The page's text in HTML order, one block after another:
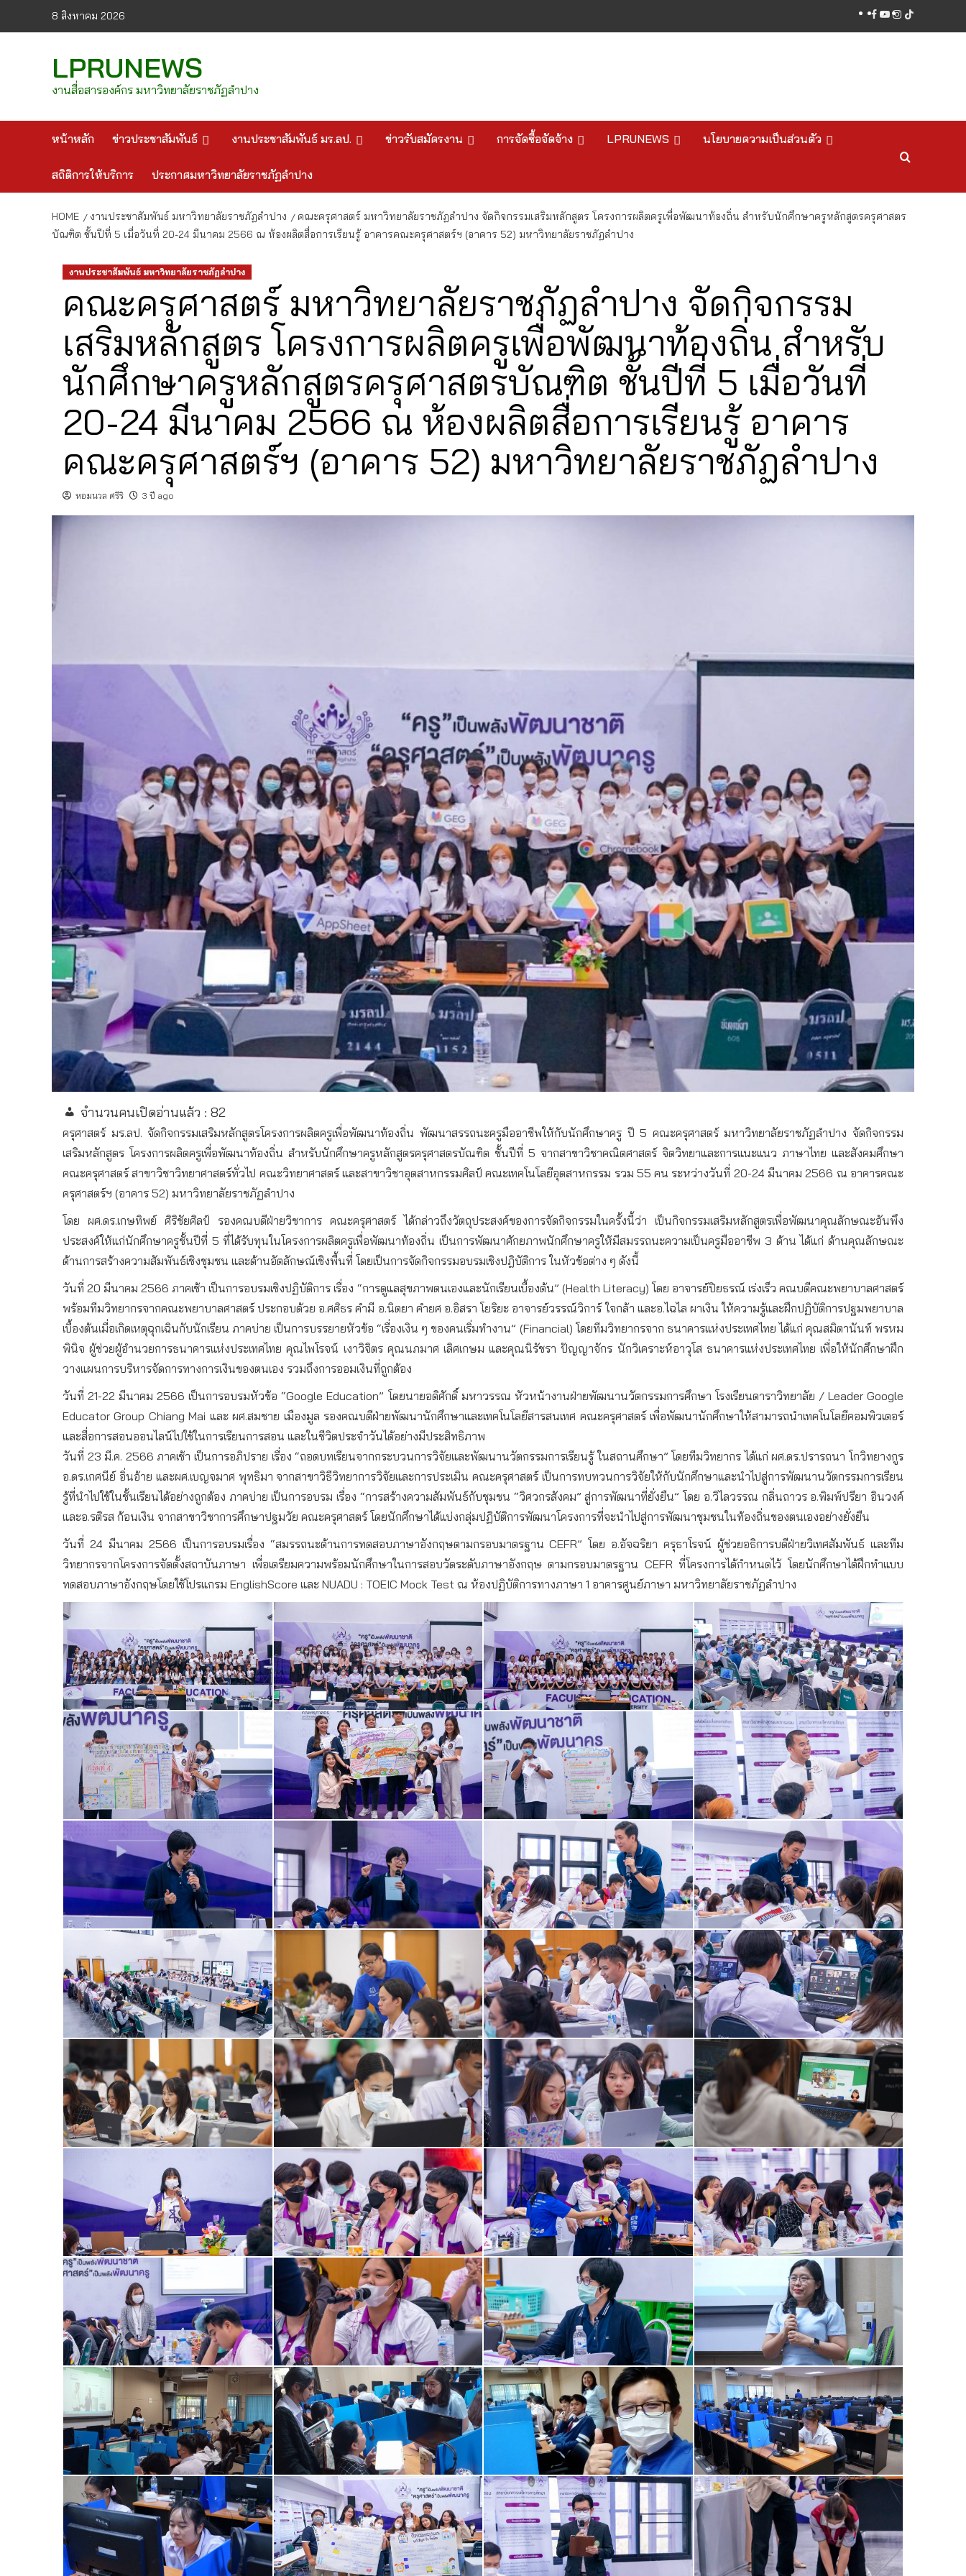
8 สิงหาคม 2026 facebook
youtube
instagram
tiktok
LPRUNEWS
งานสื่อสารองค์กร มหาวิทยาลัยราชภัฏลำปาง
หน้าหลัก ข่าวประชาสัมพันธ์ งานประชาสัมพันธ์ มร.ลป. ข่าวรับสมัครงาน การจัดซื้อจัดจ้าง LPRUNEWS นโยบายความเป็นส่วนตัว
สถิติการให้บริการ ประกาศมหาวิทยาลัยราชภัฏลำปาง
HOME งานประชาสัมพันธ์ มหาวิทยาลัยราชภัฏลำปาง
คณะครุศาสตร์ มหาวิทยาลัยราชภัฏลำปาง จัดกิจกรรมเสริมหลักสูตร โครงการผลิตครูเพื่อพัฒนาท้องถิ่น สำหรับนักศึกษาครูหลักสูตรครุศาสตร
บัณฑิต ชั้นปีที่ 5 เมื่อวันที่ 20-24 มีนาคม 2566 ณ ห้องผลิตสื่อการเรียนรู้ อาคารคณะครุศาสตร์ฯ (อาคาร 52) มหาวิทยาลัยราชภัฏลำปาง
งานประชาสัมพันธ์ มหาวิทยาลัยราชภัฏลำปาง
คณะครุศาสตร์ มหาวิทยาลัยราชภัฏลำปาง จัดกิจกรรม
เสริมหลักสูตร โครงการผลิตครูเพื่อพัฒนาท้องถิ่น สำหรับ
นักศึกษาครูหลักสูตรครุศาสตรบัณฑิต ชั้นปีที่ 5 เมื่อวันที่
20-24 มีนาคม 2566 ณ ห้องผลิตสื่อการเรียนรู้ อาคาร
คณะครุศาสตร์ฯ (อาคาร 52) มหาวิทยาลัยราชภัฏลำปาง
หอมนวล ศรีริ 3 ปี ago
จำนวนคนเปิดอ่านแล้ว : 82
ครุศาสตร์ มร.ลป. จัดกิจกรรมเสริมหลักสูตรโครงการผลิตครูเพื่อพัฒนาท้องถิ่น พัฒนาสรรถนะครูมืออาชีพให้กับนักศึกษาครู ปี 5 คณะครุศาสตร์ มหาวิทยาลัยราชภัฏลำปาง จัดกิจกรรม
เสริมหลักสูตร โครงการผลิตครูเพื่อพัฒนาท้องถิ่น สำหรับนักศึกษาครูหลักสูตรครุศาสตรบัณฑิต ชั้นปีที่ 5 จากสาขาวิชาคณิตศาสตร์ จิตวิทยาและการแนะแนว ภาษาไทย และสังคมศึกษา
คณะครุศาสตร์ สาขาวิชาวิทยาศาสตร์ทั่วไป คณะวิทยาศาสตร์ และสาขาวิชาอุตสาหกรรมศิลป์ คณะเทคโนโลยีอุตสาหกรรม รวม 55 คน ระหว่างวันที่ 20-24 มีนาคม 2566 ณ อาคารคณะ
ครุศาสตร์ฯ (อาคาร 52) มหาวิทยาลัยราชภัฏลำปาง
โดย ผศ.ดร.เกษทิพย์ ศิริชัยศิลป์ รองคณบดีฝ่ายวิชาการ คณะครุศาสตร์ ได้กล่าวถึงวัตถุประสงค์ของการจัดกิจกรรมในครั้งนี้ว่า เป็นกิจกรรมเสริมหลักสูตรเพื่อพัฒนาคุณลักษณะอันพึง
ประสงค์ให้แก่นักศึกษาครูชั้นปีที่ 5 ที่ได้รับทุนในโครงการผลิตครูเพื่อพัฒนาท้องถิ่น เป็นการพัฒนาศักยภาพนักศึกษาครูให้มีสมรรถนะความเป็นครูมืออาชีพ 3 ด้าน ได้แก่ ด้านคุณลักษณะ
ด้านการสร้างความสัมพันธ์เชิงชุมชน และด้านอัตลักษณ์เชิงพื้นที่ โดยเป็นการจัดกิจกรรมอบรมเชิงปฎิบัติการ ในหัวข้อต่าง ๆ ดังนี้
วันที่ 20 มีนาคม 2566 ภาคเช้า เป็นการอบรมเชิงปฏิบัติการ เรื่อง “การดูแลสุขภาพตนเองและนักเรียนเบื้องต้น” (Health Literacy) โดย อาจารย์ปิยธรณ์ เร่งเร็ว คณบดีคณะพยาบาลศาสตร์
พร้อมทีมวิทยากรจากคณะพยาบาลศาสตร์ ประกอบด้วย อ.ศศิธร คำมี อ.นิตยา คำยศ อ.อิสรา โยริยะ อาจารย์วรรณ์วิการ์ ใจกล้า และอ.ไฉไล ผาเงิน ให้ความรู้และฝึกปฏิบัติการปฐมพยาบาล
เบื้องต้นเมื่อเกิดเหตุฉุกเฉินกับนักเรียน ภาคบ่าย เป็นการบรรยายหัวข้อ “เรื่องเงิน ๆ ของคนเริ่มทำงาน” (Financial) โดยทีมวิทยากรจาก ธนาคารแห่งประเทศไทย ได้แก่ คุณสมิตานันท์ พรหม
พินิจ ผู้ช่วยผู้อำนวยการธนาคารแห่งประเทศไทย คุณไพโรจน์ เงาวิจิตร คุณนภมาศ เลิศเกษม และคุณนิรัชรา ปัญญาจักร นักวิเคราะห์อาวุโส ธนาคารแห่งประเทศไทย เพื่อให้นักศึกษาฝึก
วางแผนการบริหารจัดการทางการเงินของตนเอง รวมถึงการออมเงินที่ถูกต้อง
วันที่ 21-22 มีนาคม 2566 เป็นการอบรมหัวข้อ “Google Education” โดยนายอดิศักดิ์ มหาวรรณ หัวหน้างานฝ่ายพัฒนานวัตกรรมการศึกษา โรงเรียนดาราวิทยาลัย / Leader Google
Educator Group Chiang Mai และ ผศ.สมชาย เมืองมูล รองคณบดีฝ่ายพัฒนานักศึกษาและเทคโนโลยีสารสนเทศ คณะครุศาสตร์ เพื่อพัฒนานักศึกษาให้สามารถนำเทคโนโลยีคอมพิวเตอร์
และสื่อการสอนออนไลน์ไปใช้ในการเรียนการสอน และในชีวิตประจำวันได้อย่างมีประสิทธิภาพ
วันที่ 23 มี.ค. 2566 ภาคเช้า เป็นการอภิปราย เรื่อง “ถอดบทเรียนจากกระบวนการวิจัยและพัฒนานวัตกรรมการเรียนรู้ ในสถานศึกษา” โดยทีมวิทยากร ได้แก่ ผศ.ดร.ปรารถนา โกวิทยางกูร
อ.ดร.เกศนีย์ อิ่นอ้าย และผศ.เบญจมาศ พุทธิมา จากสาขาวิธีวิทยาการวิจัยและการประเมิน คณะครุศาสตร์ เป็นการทบทวนการวิจัยให้กับนักศึกษาและนำไปสู่การพัฒนานวัตกรรมการเรียน
รู้ที่นำไปใช้ในชั้นเรียนได้อย่างถูกต้อง ภาคบ่าย เป็นการอบรม เรื่อง “การสร้างความสัมพันธ์กับชุมชน “วิศวกรสังคม” สู่การพัฒนาที่ยั่งยืน” โดย อ.วิไลวรรณ กลิ่นถาวร อ.พิมพ์ปรียา อินวงค์
และอ.รติรส ก้อนเงิน จากสาขาวิชาการศึกษาปฐมวัย คณะครุศาสตร์ โดยนักศึกษาได้แบ่งกลุ่มปฏิบัติการพัฒนาโครงการที่จะนำไปสู่การพัฒนาชุมชนในท้องถิ่นของตนเองอย่างยั่งยืน
วันที่ 24 มีนาคม 2566 เป็นการอบรมเรื่อง “สมรรถนะด้านการทดสอบภาษาอังกฤษตามกรอบมาตรฐาน CEFR” โดย อ.อัจฉริยา ครุธาโรจน์ ผู้ช่วยอธิการบดีฝ่ายวิเทศสัมพันธ์ และทีม
วิทยากรจากโครงการจัดตั้งสถาบันภาษา เพื่อเตรียมความพร้อมนักศึกษาในการสอบวัดระดับภาษาอังกฤษ ตามกรอบมาตรฐาน CEFR ที่โครงการได้กำหนดไว้ โดยนักศึกษาได้ฝึกทำแบบ
ทดสอบภาษาอังกฤษโดยใช้โปรแกรม EnglishScore และ NUADU : TOEIC Mock Test ณ ห้องปฏิบัติการทางภาษา 1 อาคารศูนย์ภาษา มหาวิทยาลัยราชภัฏลำปาง